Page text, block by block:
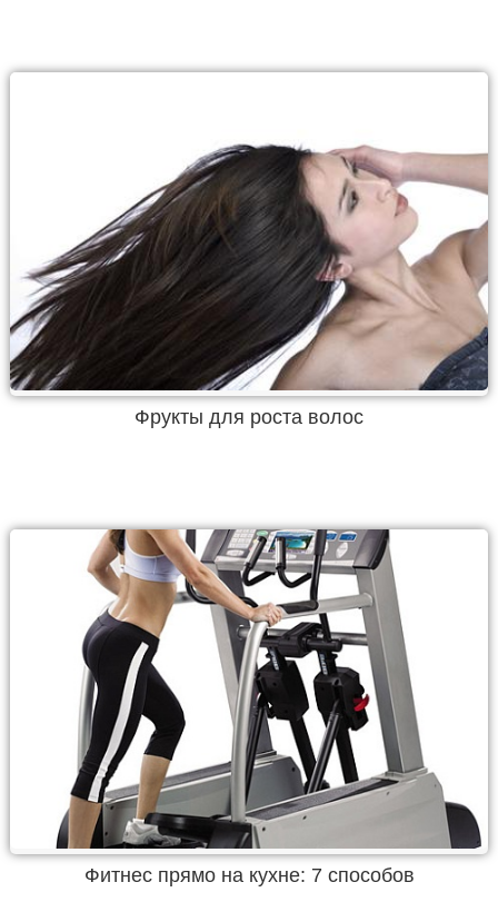
Фрукты для роста волос
Фитнес прямо на кухне: 7 способов